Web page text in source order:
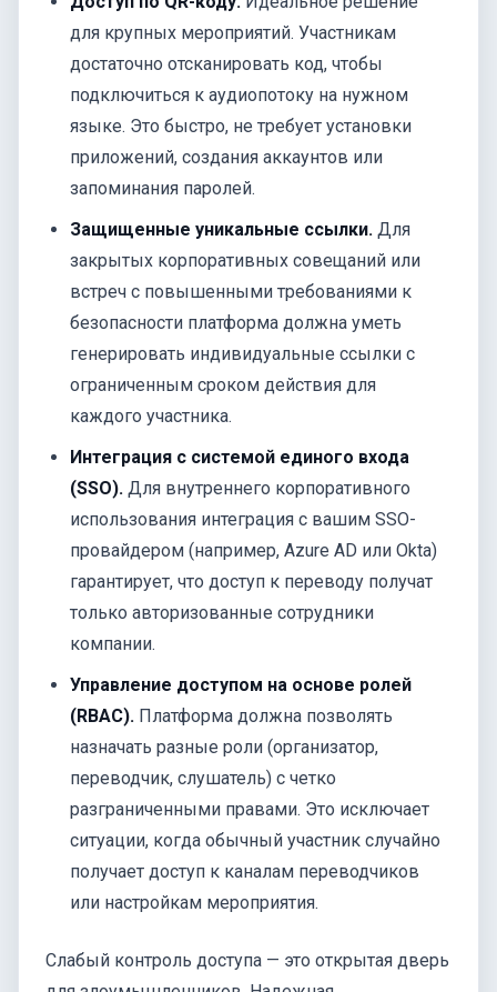
для крупных мероприятий. Участникам
достаточно отсканировать код, чтобы
подключиться к аудиопотоку на нужном
языке. Это быстро, не требует установки
приложений, создания аккаунтов или
запоминания паролей.
Защищенные уникальные ссылки. Для
закрытых корпоративных совещаний или
встреч с повышенными требованиями к
безопасности платформа должна уметь
генерировать индивидуальные ссылки с
ограниченным сроком действия для
каждого участника.
Интеграция с системой единого входа
(SSO). Для внутреннего корпоративного
использования интеграция с вашим SSO-
провайдером (например, Azure AD или Okta)
гарантирует, что доступ к переводу получат
только авторизованные сотрудники
компании.
Управление доступом на основе ролей
(RBAC). Платформа должна позволять
назначать разные роли (организатор,
переводчик, слушатель) с четко
разграниченными правами. Это исключает
ситуации, когда обычный участник случайно
получает доступ к каналам переводчиков
или настройкам мероприятия.
Слабый контроль доступа — это открытая дверь